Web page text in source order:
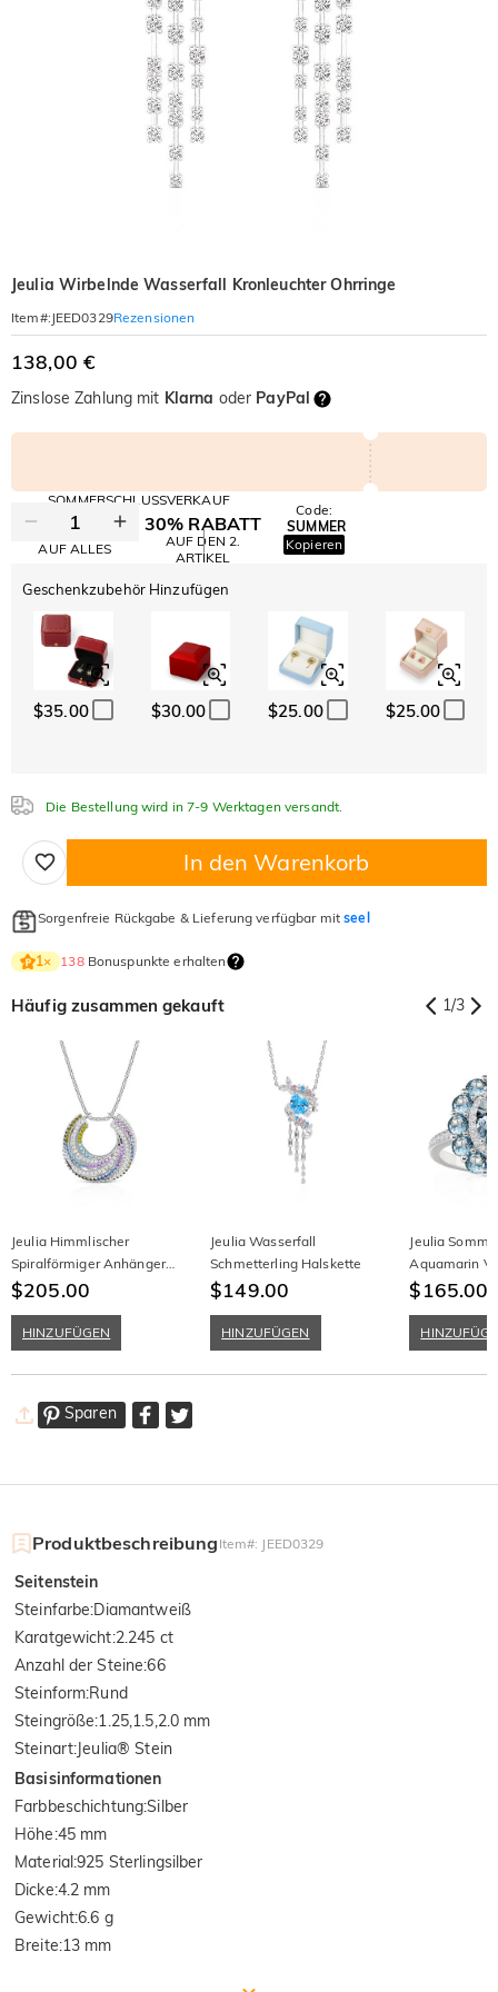
Jeulia Wirbelnde Wasserfall Kronleuchter Ohrringe
Item#: JEED0329Rezensionen
138,00 €
Zinslose Zahlung mit Klarna oder PayPal
SOMMERSCHLUSSVERKAUF
10% RABATT
AUF ALLES
30% RABATT
AUF DEN 2.
ARTIKEL
Code:
SUMMER
Kopieren
Geschenkzubehör Hinzufügen
$35.00 $30.00 $25.00 $25.00
Die Bestellung wird in 7-9 Werktagen versandt.
In den Warenkorb
Sorgenfreie Rückgabe & Lieferung verfügbar mitseel
1× 138Bonuspunkte erhalten
Häufig zusammen gekauft 1/3
Jeulia Himmlischer
Spiralförmiger Anhänger
Halskette
$205.00
HINZUFÜGEN
Jeulia Wasserfall
Schmetterling Halskette
$149.00
HINZUFÜGEN
Jeulia
Aquamarin
Sterling Silber
$165.00
Sparen
Produktbeschreibung Item#: JEED0329
Seitenstein
Steinfarbe:Diamantweiß
Karatgewicht:2.245 ct
Anzahl der Steine:66
Steinform:Rund
Steingröße:1.25,1.5,2.0 mm
Steinart:Jeulia® Stein
Basisinformationen
Farbbeschichtung:Silber
Höhe:45 mm
Material:925 Sterlingsilber
Dicke:4.2 mm
Gewicht:6.6 g
Breite:13 mm